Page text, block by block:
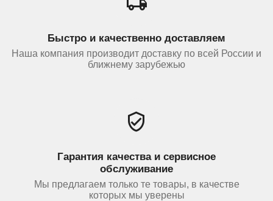
Быстро и качественно доставляем
Наша компания производит доставку по всей России и
ближнему зарубежью
Гарантия качества и сервисное
обслуживание
Мы предлагаем только те товары, в качестве
которых мы уверены